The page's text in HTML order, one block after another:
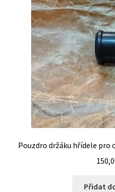
Pouzdro držáku hřídele pro
Přidat